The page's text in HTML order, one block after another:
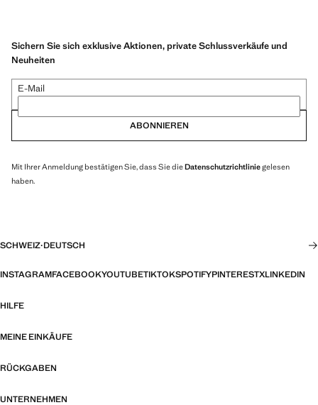
Sichern Sie sich exklusive Aktionen, private Schlussverkäufe und
Neuheiten
E-Mail
ABONNIEREN
Mit Ihrer Anmeldung bestätigen Sie, dass Sie dieDatenschutzrichtliniegelesen
haben.
SCHWEIZ·DEUTSCH
INSTAGRAMFACEBOOKYOUTUBETIKTOKSPOTIFYPINTERESTXLINKEDIN
HILFE
MEINE EINKÄUFE
RÜCKGABEN
UNTERNEHMEN